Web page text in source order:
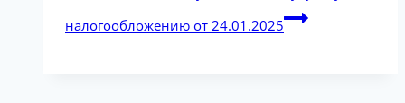
налогообложению от 24.01.2025